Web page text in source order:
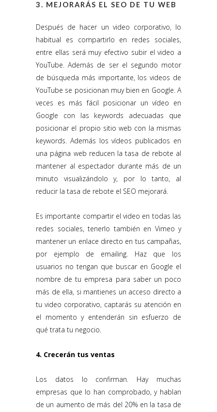
3. MEJORARÁS EL SEO DE TU WEB
Después de hacer un video corporativo, lo
habitual es compartirlo en redes sociales,
entre ellas será muy efectivo subir el video a
YouTube. Además de ser el segundo motor
de búsqueda más importante, los videos de
YouTube se posicionan muy bien en Google. A
veces es más fácil posicionar un vídeo en
Google con las keywords adecuadas que
posicionar el propio sitio web con la mismas
keywords. Además los vídeos publicados en
una página web reducen la tasa de rebote al
mantener al espectador durante más de un
minuto visualizándolo y, por lo tanto, al
reducir la tasa de rebote el SEO mejorará.
Es importante compartir el video en todas las
redes sociales, tenerlo también en Vimeo y
mantener un enlace directo en tus campañas,
por ejemplo de emailing. Haz que los
usuarios no tengan que buscar en Google el
nombre de tu empresa para saber un poco
más de ella, si mantienes un acceso directo a
tu video corporativo, captarás su atención en
el momento y entenderán sin esfuerzo de
qué trata tu negocio.
4. Crecerán tus ventas
Los datos lo confirman. Hay muchas
empresas que lo han comprobado, y hablan
de un aumento de más del 20% en la tasa de